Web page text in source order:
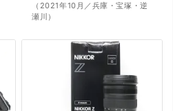
（2021年10月／兵庫・宝塚・逆
瀬川）